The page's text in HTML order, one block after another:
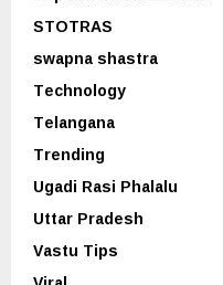
STOTRAS
swapna shastra
Technology
Telangana
Trending
Ugadi Rasi Phalalu
Uttar Pradesh
Vastu Tips